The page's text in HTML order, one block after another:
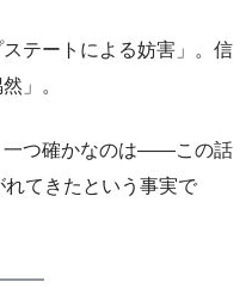
テートによる妨害」。信
」。
一つ確かなのは——この話
てきたという事実で